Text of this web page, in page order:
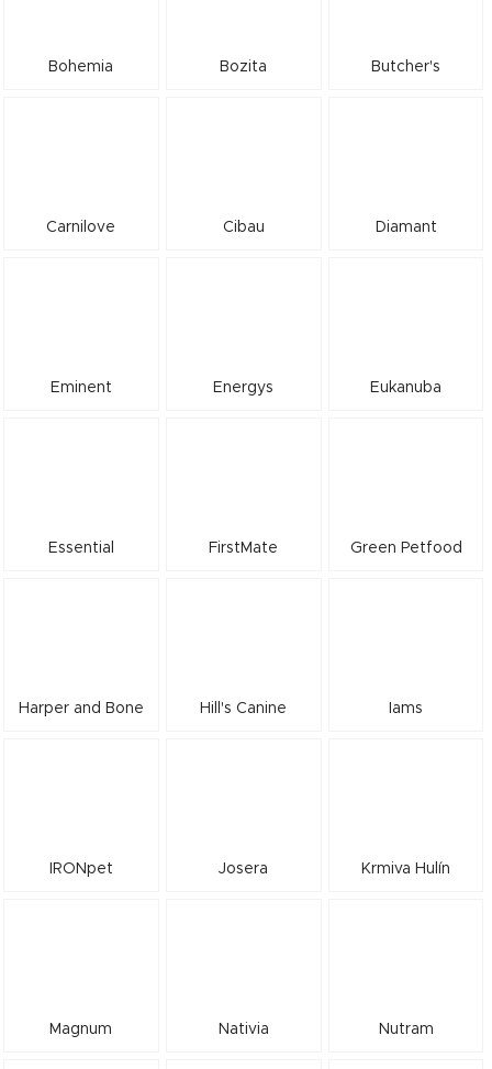
Bohemia Bozita Butcher's
Carnilove Cibau Diamant
Eminent Energys Eukanuba
Essential FirstMate Green Petfood
Harper and Bone Hill's Canine Iams
IRONpet Josera Krmiva Hulín
Magnum Nativia Nutram